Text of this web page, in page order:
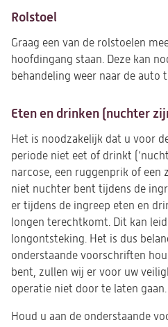
Rolstoel
Graag een van de rolstoelen
hoofdingang staan. Deze kan
behandeling weer naar de auto
Eten en drinken (nuchter
Het is noodzakelijk dat u voor
periode niet eet of drinkt
narcose, een ruggenprik of een
niet nuchter bent tijdens de
er tijdens de ingreep eten en
longen terechtkomt. Dit kan
longontsteking. Het is dus
onderstaande voorschriften
bent, zullen wij er voor uw
operatie niet door te laten gaan.
Houd u aan de onderstaande